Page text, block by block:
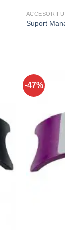
ACCESORII
Suport
-47%